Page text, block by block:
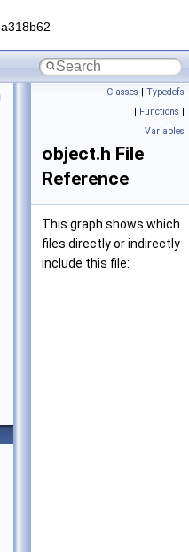
Classes | Typedefs
| Functions |
Variables
object.h File
Reference
This graph shows which
files directly or indirectly
include this file: